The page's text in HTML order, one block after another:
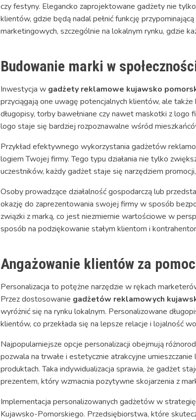
czy festyny. Elegancko zaprojektowane gadżety nie
klientów, gdzie będą nadal pełnić funkcję
marketingowych, szczególnie na lokalnym rynku, gdzie
Budowanie marki w
Inwestycja w gadżety reklamowe kujawsko
przyciągają one uwagę potencjalnych klientów, ale
długopisy, torby bawełniane czy nawet maskotki z logo
logo staje się bardziej rozpoznawalne wśród
Przykład efektywnego wykorzystania gadżetów
logiem Twojej firmy. Tego typu działania nie tylko
uczestników, każdy gadżet staje się narzędziem
Osoby prowadzące działalność gospodarczą lub
okazję do zaprezentowania swojej firmy w sposób
związki z marką, co jest niezmiernie wartościowe w
sposób na podziękowanie stałym klientom i
Angażowanie klientów za
Personalizacja to potężne narzędzie w rękach
Przez dostosowanie gadżetów reklamowych
wyróżnić się na rynku lokalnym. Personalizowane
klientów, co przekłada się na lepsze relacje i lojalność
Najpopularniejsze opcje personalizacji obejmują
pozwala na trwałe i estetycznie atrakcyjne
produktach. Taka indywidualizacja sprawia, że gadżet
prezentem, który wzmacnia pozytywne skojarzenia z
Implementacja personalizowanych gadżetów w
Kujawsko-Pomorskiego. Przedsiębiorstwa, które